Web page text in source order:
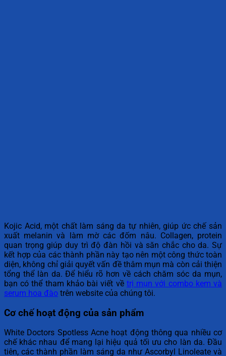
Kojic Acid, một chất làm sáng da tự nhiên, giúp ức chế sản
xuất melanin và làm mờ các đốm nâu. Collagen, protein
quan trọng giúp duy trì độ đàn hồi và săn chắc cho da. Sự
kết hợp của các thành phần này tạo nên một công thức toàn
diện, không chỉ giải quyết vấn đề thâm mụn mà còn cải thiện
tổng thể làn da. Để hiểu rõ hơn về cách chăm sóc da mụn,
bạn có thể tham khảo bài viết về trị mụn với combo kem và
serum hoa đào trên website của chúng tôi.
Cơ chế hoạt động của sản phẩm
White Doctors Spotless Acne hoạt động thông qua nhiều cơ
chế khác nhau để mang lại hiệu quả tối ưu cho làn da. Đầu
tiên, các thành phần làm sáng da như Ascorbyl Linoleate và